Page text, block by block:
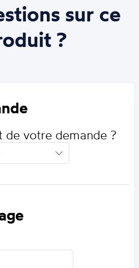
sur ce
?
de votre demande ?